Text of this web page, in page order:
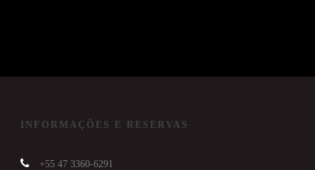
INFORMAÇÕES E RESERVAS
+55 47 3360-6291